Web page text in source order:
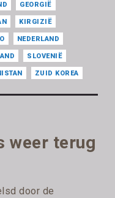
GEORGIË
KIRGIZIË
NEDERLAND
SLOVENIË
ZUID KOREA
weer terug
door de